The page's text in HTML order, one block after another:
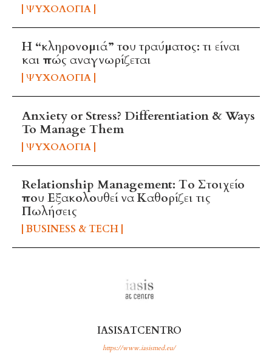
ΨΥΧΟΛΟΓΊΑ
Η “κληρονομιά” του τραύματος: τι είναι
και πώς αναγνωρίζεται
ΨΥΧΟΛΟΓΊΑ
Anxiety or Stress? Differentiation & Ways
To Manage Them
ΨΥΧΟΛΟΓΊΑ
Relationship Management: Το Στοιχείο
που Εξακολουθεί να Καθορίζει τις
Πωλήσεις
BUSINESS & TECH
IASISATCENTRO
https://www.iasismed.eu/